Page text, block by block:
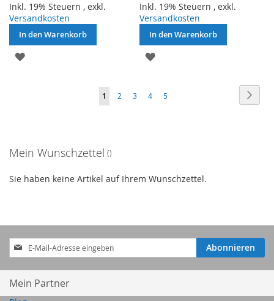
Inkl. 19% Steuern , exkl.
Versandkosten
In den Warenkorb
ZUR
Inkl. 19% Steuern ,exkl.
Versandkosten
In den Warenkorb
ZUR
HINZUFÜGEN
Seite
Sie
Seite
1 Seite
2 Seite
3 Seite
4 Seite
5
Mein Wunschzettel
Sie haben keine Artikel auf Ihrem Wunschzettel.
Anmeldung
zum
Newsletter:
Abonnieren
Mein Partner